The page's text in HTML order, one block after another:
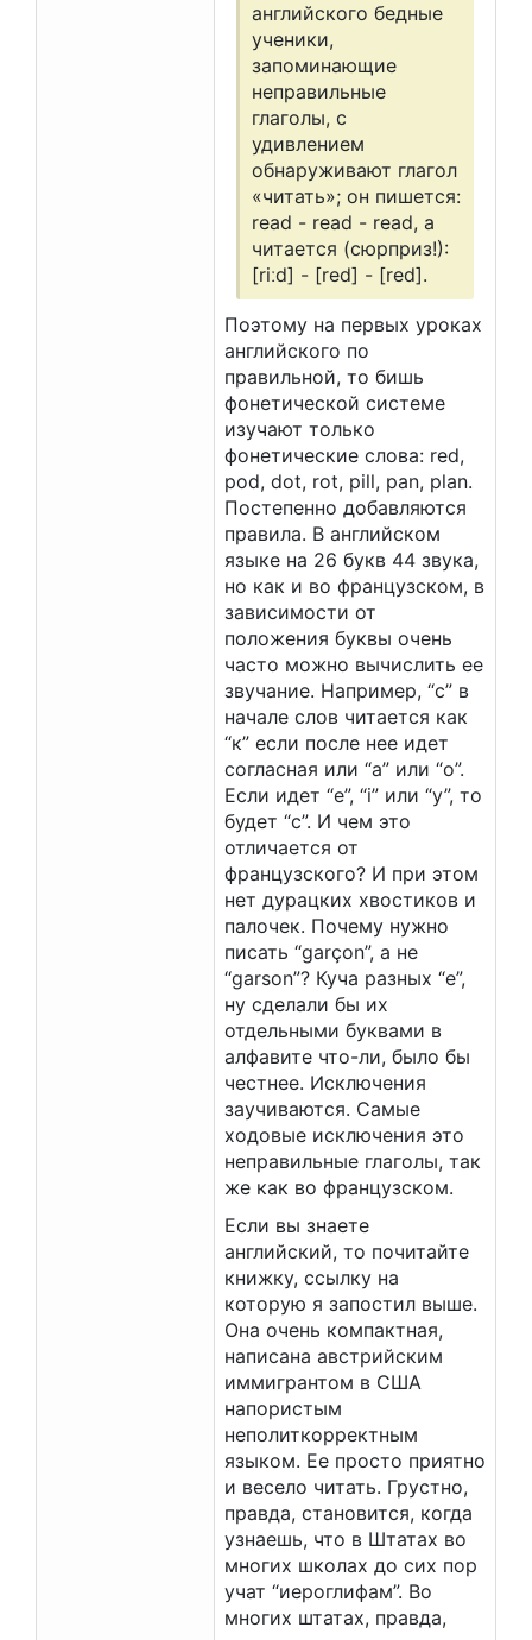
английского бедные
ученики,
запоминающие
неправильные
глаголы, с
удивлением
обнаруживают глагол
«читать»; он пишется:
read - read - read, а
читается (сюрприз!):
[riːd] - [red] - [red].
Поэтому на первых уроках
английского по
правильной, то бишь
фонетической системе
изучают только
фонетические слова: red,
pod, dot, rot, pill, pan, plan.
Постепенно добавляются
правила. В английском
языке на 26 букв 44 звука,
но как и во французском, в
зависимости от
положения буквы очень
часто можно вычислить ее
звучание. Например, “c” в
начале слов читается как
“к” если после нее идет
согласная или “a” или “o”.
Если идет “e”, “i” или “y”, то
будет “с”. И чем это
отличается от
французского? И при этом
нет дурацких хвостиков и
палочек. Почему нужно
писать “garçon”, а не
“garson”? Куча разных “е”,
ну сделали бы их
отдельными буквами в
алфавите что-ли, было бы
честнее. Исключения
заучиваются. Самые
ходовые исключения это
неправильные глаголы, так
же как во французском.
Если вы знаете
английский, то почитайте
книжку, ссылку на
которую я запостил выше.
Она очень компактная,
написана австрийским
иммигрантом в США
напористым
неполиткорректным
языком. Ее просто приятно
и весело читать. Грустно,
правда, становится, когда
узнаешь, что в Штатах во
многих школах до сих пор
учат “иероглифам”. Во
многих штатах, правда,